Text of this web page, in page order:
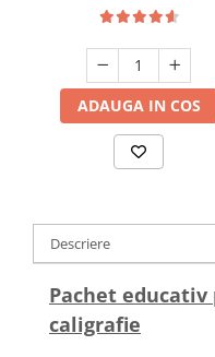
ADAUGA IN COS
Descriere
Pachet
caligrafie